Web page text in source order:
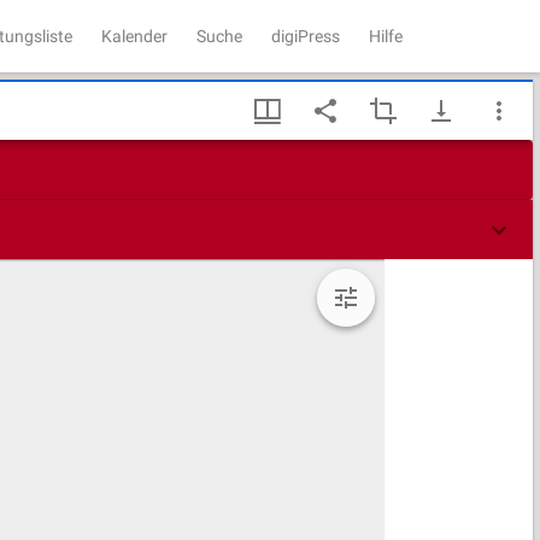
Kalender Suche digiPress Hilfe